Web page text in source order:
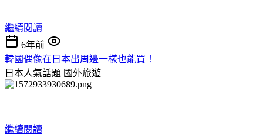
繼續閱讀
6年前
韓國偶像在日本出周邊一樣也能買！
日本人氣話題 國外旅遊
繼續閱讀